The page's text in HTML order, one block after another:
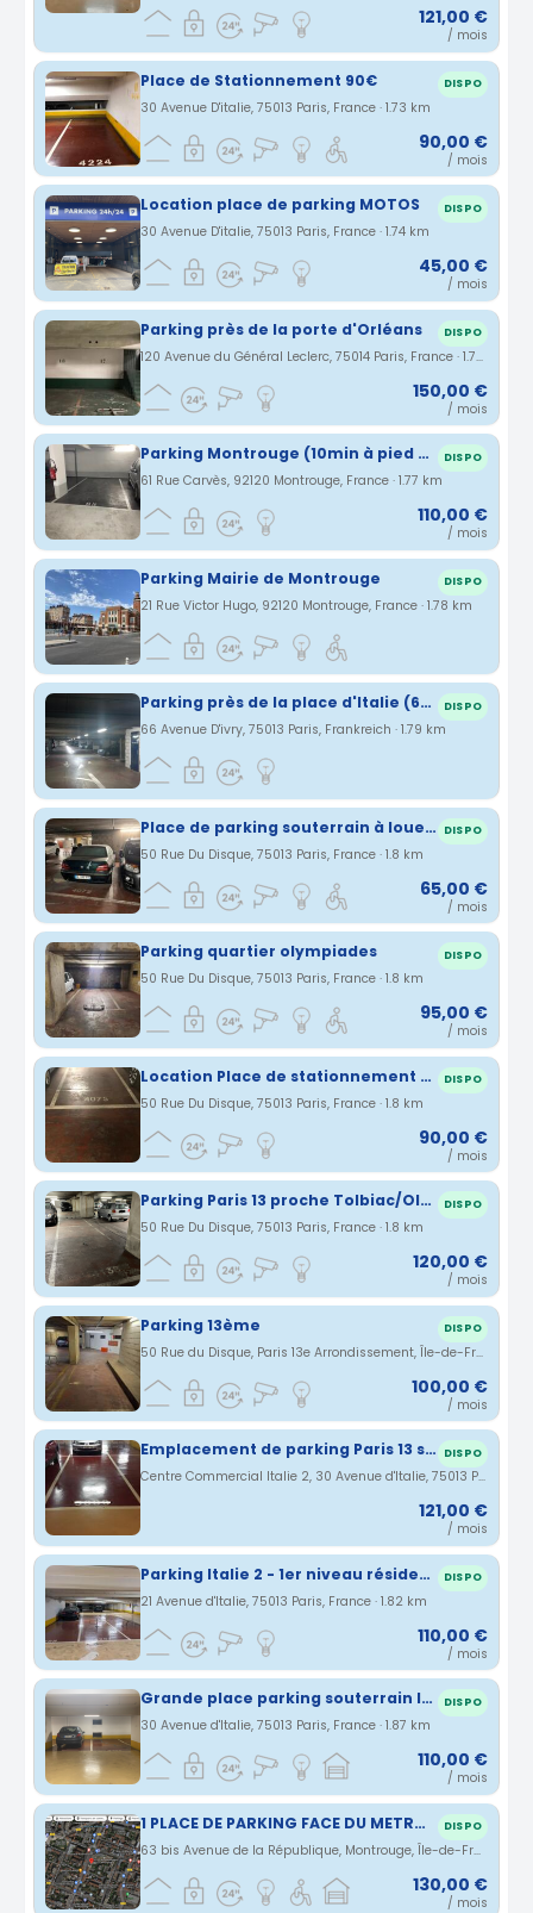
121,00 €
/ mois
Place de Stationnement 90€ DISPO
30 Avenue D'italie, 75013 Paris, France · 1.73 km
90,00 €
/ mois
Location place de parking MOTOS DISPO
30 Avenue D'italie, 75013 Paris, France · 1.74 km
45,00 €
/ mois
Parking près de la porte d'Orléans DISPO
120 Avenue du Général Leclerc, 75014 Paris, France · 1.76 km
150,00 €
/ mois
Parking Montrouge (10min à pied porte d'orléans) DISPO
61 Rue Carvès, 92120 Montrouge, France · 1.77 km
110,00 €
/ mois
Parking Mairie de Montrouge DISPO
21 Rue Victor Hugo, 92120 Montrouge, France · 1.78 km
Parking près de la place d'Italie (66 avenue d'Ivry) en sous-terrain DISPO
66 Avenue D'ivry, 75013 Paris, Frankreich · 1.79 km
Place de parking souterrain à louer, située au 50 rue du Disque, sous la Tour Helsinki dans le 13ème arrondissement de Paris DISPO
50 Rue Du Disque, 75013 Paris, France · 1.8 km
65,00 €
/ mois
Parking quartier olympiades DISPO
50 Rue Du Disque, 75013 Paris, France · 1.8 km
95,00 €
/ mois
Location Place de stationnement 90€ DISPO
50 Rue Du Disque, 75013 Paris, France · 1.8 km
90,00 €
/ mois
Parking Paris 13 proche Tolbiac/Olympiades DISPO
50 Rue Du Disque, 75013 Paris, France · 1.8 km
120,00 €
/ mois
Parking 13ème DISPO
50 Rue du Disque, Paris 13e Arrondissement, Île-de-France, France · 1.8 km
100,00 €
/ mois
Emplacement de parking Paris 13 sous le CC Italie 2 (75) DISPO
Centre Commercial Italie 2, 30 Avenue d'Italie, 75013 Paris, France · 1.81 km
121,00 €
/ mois
Parking Italie 2 - 1er niveau résidentiel privé - place protégée DISPO
21 Avenue d'Italie, 75013 Paris, France · 1.82 km
110,00 €
/ mois
Grande place parking souterrain Italie 2 Paris 13 DISPO
30 Avenue d'Italie, 75013 Paris, France · 1.87 km
110,00 €
/ mois
1 PLACE DE PARKING FACE DU METRO DE MONTROUGE DISPO
63 bis Avenue de la République, Montrouge, Île-de-France, France · 1.88 km
130,00 €
/ mois